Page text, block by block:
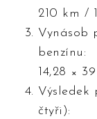
210 km /
Vynásob
benzínu:
14,28 ×
čtyři):